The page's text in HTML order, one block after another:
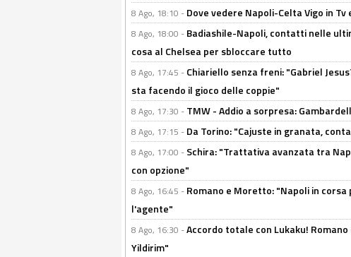
8 Ago, 18:10 - Dove vedere Napoli-Celta Vigo in
8 Ago, 18:00 - Badiashile-Napoli, contatti nelle
cosa al Chelsea per sbloccare tutto
8 Ago, 17:45 - Chiariello senza freni: "Gabriel
sta facendo il gioco delle coppie"
8 Ago, 17:30 - TMW - Addio a sorpresa:
8 Ago, 17:15 - Da Torino: "Cajuste in granata,
8 Ago, 17:00 - Schira: "Trattativa avanzata tra
con opzione"
8 Ago, 16:45 - Romano e Moretto: "Napoli in
l'agente"
8 Ago, 16:30 -Accordo totale con Lukaku!
Yildirim"